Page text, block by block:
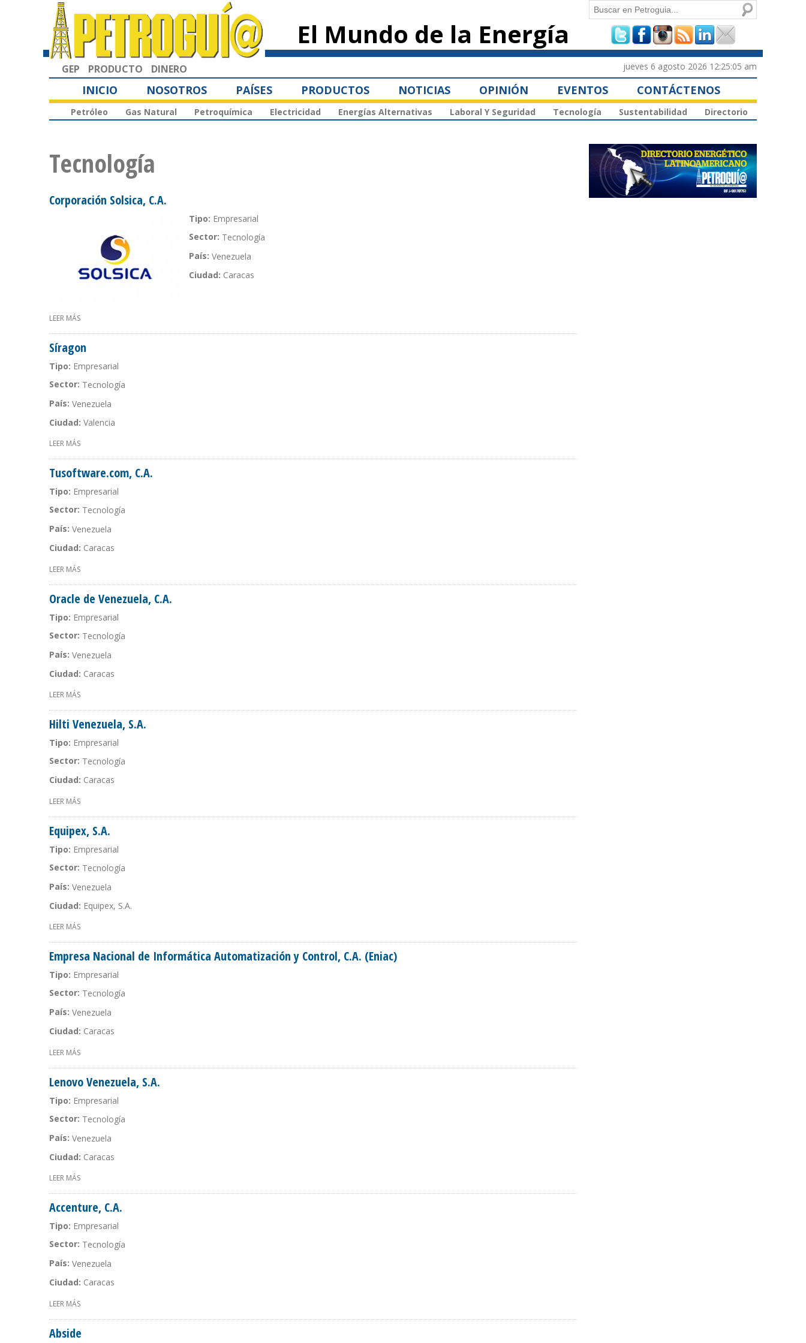
principal
El Mundo de la Energía
Formulario de
búsqueda
Buscar
GEP PRODUCTO DINERO jueves 6 agosto 2026 12:25:05 am
INICIO NOSOTROS PAÍSES PRODUCTOS NOTICIAS OPINIÓN EVENTOS CONTÁCTENOS
Petróleo Gas Natural Petroquímica Electricidad Energías Alternativas Laboral Y Seguridad Tecnología Sustentabilidad Directorio
Tecnología
Corporación Solsica, C.A.
Tipo: Empresarial
Sector: Tecnología
País: Venezuela
Ciudad: Caracas
LEER MÁS
Síragon
Tipo: Empresarial
Sector: Tecnología
País: Venezuela
Ciudad: Valencia
LEER MÁS
Tusoftware.com, C.A.
Tipo: Empresarial
Sector: Tecnología
País: Venezuela
Ciudad: Caracas
LEER MÁS
Oracle de Venezuela, C.A.
Tipo: Empresarial
Sector: Tecnología
País: Venezuela
Ciudad: Caracas
LEER MÁS
Hilti Venezuela, S.A.
Tipo: Empresarial
Sector: Tecnología
Ciudad: Caracas
LEER MÁS
Equipex, S.A.
Tipo: Empresarial
Sector: Tecnología
País: Venezuela
Ciudad: Equipex, S.A.
LEER MÁS
Empresa Nacional de Informática Automatización y Control, C.A. (Eniac)
Tipo: Empresarial
Sector: Tecnología
País: Venezuela
Ciudad: Caracas
LEER MÁS
Lenovo Venezuela, S.A.
Tipo: Empresarial
Sector: Tecnología
País: Venezuela
Ciudad: Caracas
LEER MÁS
Accenture, C.A.
Tipo: Empresarial
Sector: Tecnología
País: Venezuela
Ciudad: Caracas
LEER MÁS
Abside